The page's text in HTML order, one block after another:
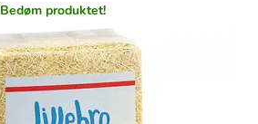
Bedøm produktet!